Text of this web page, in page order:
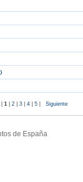
1 2 3 4 5 Siguiente
de España